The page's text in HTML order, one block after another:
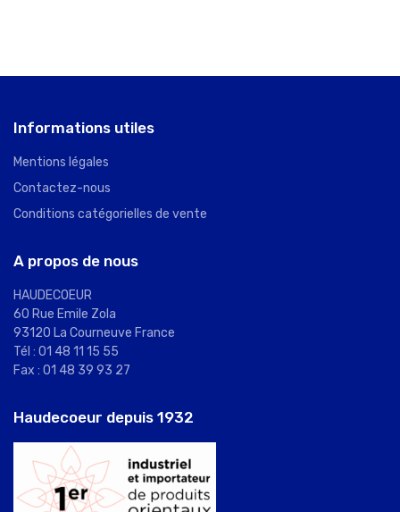
Informations utiles
Mentions légales
Contactez-nous
Conditions catégorielles de vente
A propos de nous
HAUDECOEUR
60 Rue Emile Zola
93120 La Courneuve France
Tél : 01 48 11 15 55
Fax : 01 48 39 93 27
Haudecoeur depuis 1932